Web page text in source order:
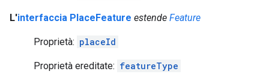
L'interfaccia PlaceFeature estende Feature
Proprietà: placeId
Proprietà ereditate: featureType